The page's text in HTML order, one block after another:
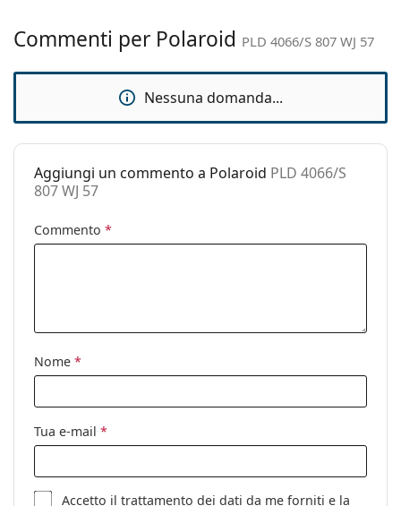
Sì
Sesso:
Donna
Categorie:
Marca:
graduate:
Commenti per Polaroid PLD 4066/S 807 WJ 57
Nessuna domanda...
Aggiungi un commento a Polaroid PLD 4066/S
807 WJ 57
Commento *
Nome *
Tua e-mail *
Accetto iltrattamento dei dati da me forniti e la